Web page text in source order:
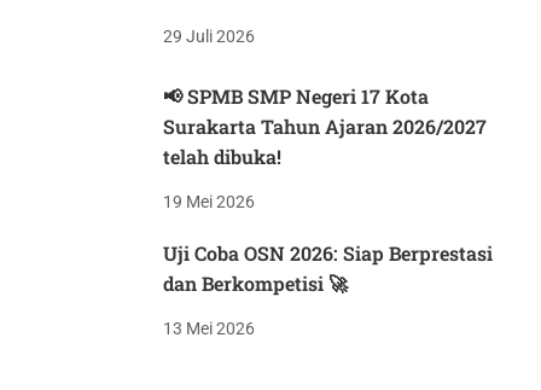
29 Juli 2026
📢 SPMB SMP Negeri 17 Kota
Surakarta Tahun Ajaran 2026/2027
telah dibuka!
19 Mei 2026
Uji Coba OSN 2026: Siap Berprestasi
dan Berkompetisi 🚀
13 Mei 2026